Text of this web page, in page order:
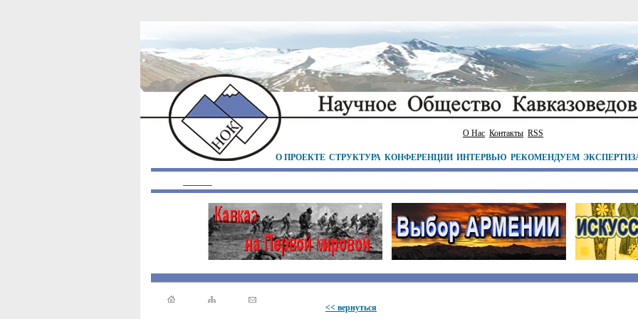
О Нас Контакты RSS
О ПРОЕКТЕ СТРУКТУРА КОНФЕРЕНЦИИ ИНТЕРВЬЮ РЕКОМЕНДУЕМ
<< вернуться